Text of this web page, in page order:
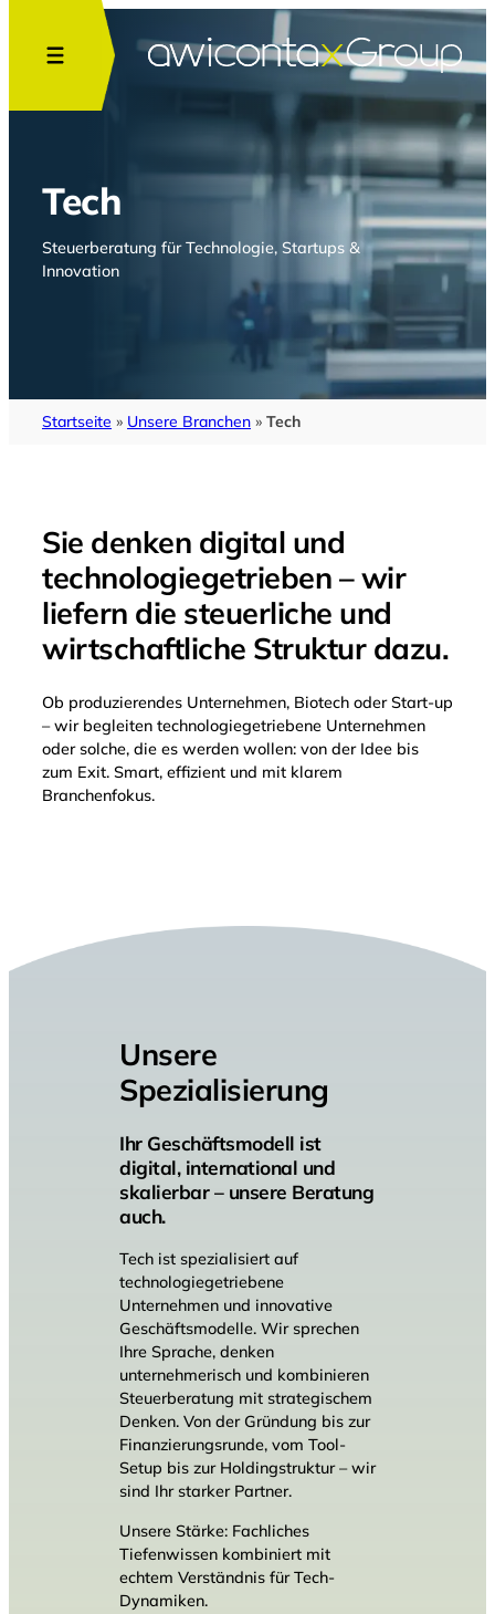
Inhalt
springen
Tech
Steuerberatung für Technologie, Startups &
Innovation
Startseite » Unsere Branchen » Tech
Sie denken digital und
technologiegetrieben – wir
liefern die steuerliche und
wirtschaftliche Struktur dazu.
Ob produzierendes Unternehmen, Biotech oder Start-up
– wir begleiten technologiegetriebene Unternehmen
oder solche, die es werden wollen: von der Idee bis
zum Exit. Smart, effizient und mit klarem
Branchenfokus.
Unsere
Spezialisierung
Ihr Geschäftsmodell ist
digital, international und
skalierbar – unsere Beratung
auch.
Tech ist spezialisiert auf
technologiegetriebene
Unternehmen und innovative
Geschäftsmodelle. Wir sprechen
Ihre Sprache, denken
unternehmerisch und kombinieren
Steuerberatung mit strategischem
Denken. Von der Gründung bis zur
Finanzierungsrunde, vom Tool-
Setup bis zur Holdingstruktur – wir
sind Ihr starker Partner.
Unsere Stärke: Fachliches
Tiefenwissen kombiniert mit
echtem Verständnis für Tech-
Dynamiken.